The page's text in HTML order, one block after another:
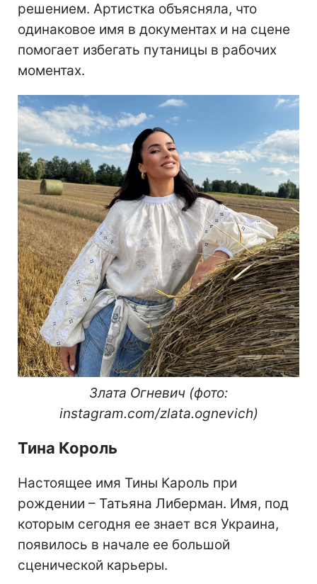
решением. Артистка объясняла, что
одинаковое имя в документах и ​​на сцене
помогает избегать путаницы в рабочих
моментах.
Злата Огневич (фото:
instagram.com/zlata.ognevich)
Тина Король
Настоящее имя Тины Кароль при
рождении – Татьяна Либерман. Имя, под
которым сегодня ее знает вся Украина,
появилось в начале ее большой
сценической карьеры.